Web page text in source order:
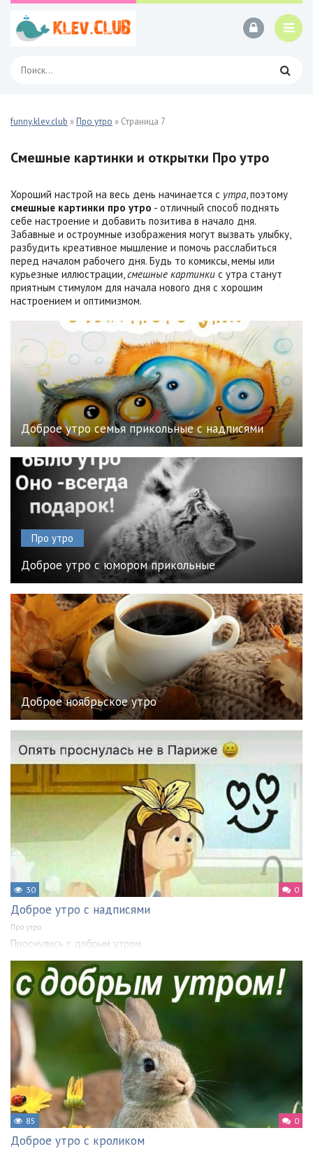
funny.klev.club »Про утро » Страница 7
Смешные картинки и открытки Про утро
Хороший настрой на весь день начинается с утра, поэтому
смешные картинки про утро - отличный способ поднять
себе настроение и добавить позитива в начало дня.
Забавные и остроумные изображения могут вызвать улыбку,
разбудить креативное мышление и помочь расслабиться
перед началом рабочего дня. Будь то комиксы, мемы или
курьезные иллюстрации,смешные картинки с утра станут
приятным стимулом для начала нового дня с хорошим
настроением и оптимизмом.
Доброе утро семья прикольные с надписями
Про утро
Доброе утро с юмором прикольные
Доброе ноябрьское утро
30 0
Доброе утро с надписями
Про утро
Проснулись с добрым утром
85 0
Доброе утро с кроликом